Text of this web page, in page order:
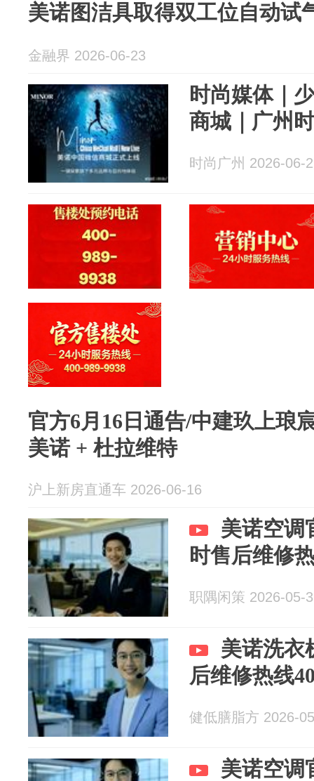
美诺图洁具取得双工位自动试
金融界 2026-06-23
时尚媒体｜
商城｜广州
时尚广州 2026-06-
官方6月16日通告/中建玖上琅
美诺 + 杜拉维特
沪上新房直通车 2026-06-16
美诺空调
时售后维修
职隅闲策 2026-05-
美诺洗衣
后维修热线
健低膳脂方 2026-
美诺空调